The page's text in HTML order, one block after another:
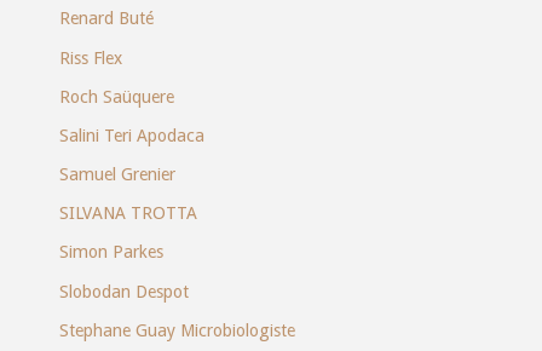
Renard Buté
Riss Flex
Roch Saüquere
Salini Teri Apodaca
Samuel Grenier
SILVANA TROTTA
Simon Parkes
Slobodan Despot
Stephane Guay Microbiologiste